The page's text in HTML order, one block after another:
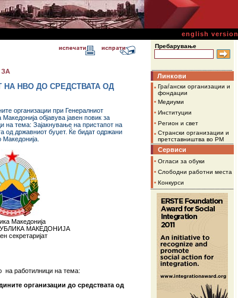
english version
ЗА
НА НВО ДО СРЕДСТВАТА ОД
организации при Генералниот
објавува јавен повик за
на тема: Зајакнување на пристапот на
од државниот буџет. Ќе бидат одржани
Македонија
МАКЕДОНИЈА
секретаријат
на работилници на тема:
организации до средствата од
Пребарување
Линкови
• Граѓански организации и
фондации
• Медиуми
• Институции
• Регион и свет
• Странски организации и
претставништва во РМ
Сервиси
• Огласи за обуки
• Слободни работни места
• Конкурси